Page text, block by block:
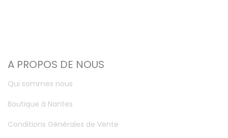
A PROPOS DE NOUS
Qui sommes nous
Boutique à Nantes
Conditions Générales de Vente